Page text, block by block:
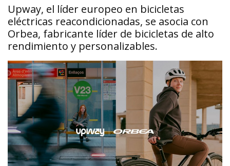
Upway, el líder europeo en bicicletas
eléctricas reacondicionadas, se asocia con
Orbea, fabricante líder de bicicletas de alto
rendimiento y personalizables.